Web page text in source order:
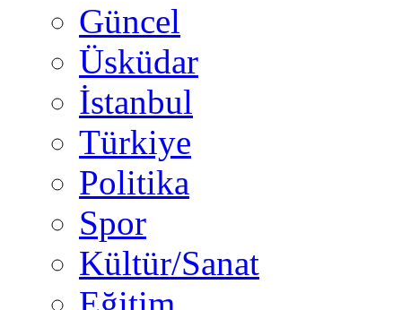
Güncel
Üsküdar
İstanbul
Türkiye
Politika
Spor
Kültür/Sanat